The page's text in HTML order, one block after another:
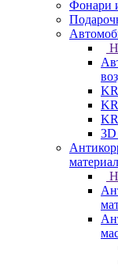
Фонари
3D